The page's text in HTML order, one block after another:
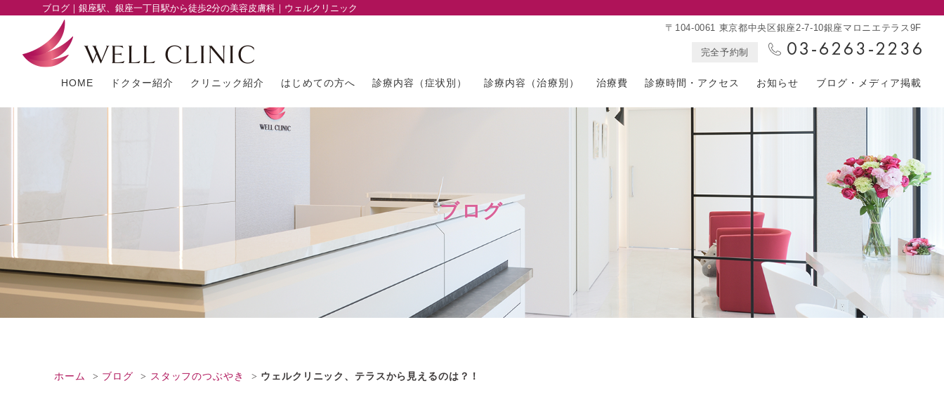
〒104-0061 東京都中央区銀座2-7-10銀座マロニエテラス9F
完全予約制
HOME ドクター紹介 クリニック紹介 はじめての方へ 診療内容（症状別） 診療内容（治療別） 治療費 診療時間・アクセス お知らせ ブログ・メディア掲載
ブログ
ブログ｜銀座駅、銀座一丁目駅から徒歩2分の美容皮膚科｜ウェルクリニック
ホーム ブログ スタッフのつぶやき ウェルクリニック、テラスから見えるのは？！